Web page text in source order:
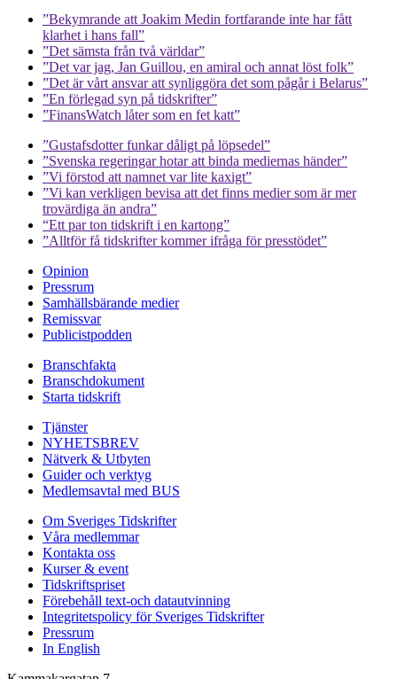
”Bekymrande att Joakim Medin fortfarande inte har fått
klarhet i hans fall”
”Det sämsta från två världar”
”Det var jag, Jan Guillou, en amiral och annat löst folk”
”Det är vårt ansvar att synliggöra det som pågår i Belarus”
”En förlegad syn på tidskrifter”
”FinansWatch låter som en fet katt”
”Gustafsdotter funkar dåligt på löpsedel”
”Svenska regeringar hotar att binda mediernas händer”
”Vi förstod att namnet var lite kaxigt”
”Vi kan verkligen bevisa att det finns medier som är mer
trovärdiga än andra”
“Ett par ton tidskrift i en kartong”
”Alltför få tidskrifter kommer ifråga för presstödet”
Opinion
Pressrum
Samhällsbärande medier
Remissvar
Publicistpodden
Branschfakta
Branschdokument
Starta tidskrift
Tjänster
NYHETSBREV
Nätverk & Utbyten
Guider och verktyg
Medlemsavtal med BUS
Om Sveriges Tidskrifter
Våra medlemmar
Kontakta oss
Kurser & event
Tidskriftspriset
Förebehåll text-och datautvinning
Integritetspolicy för Sveriges Tidskrifter
Pressrum
In English